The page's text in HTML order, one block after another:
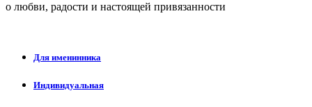
о любви, радости и настоящей привязанности
Для именинника
Индивидуальная